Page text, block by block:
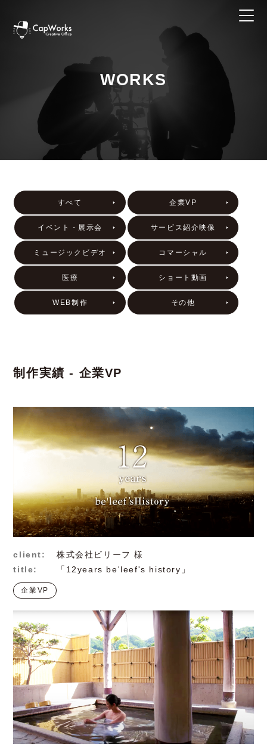
WORKS
すべて 企業VP
イベント・展示会 サービス紹介映像
ミュージックビデオ コマーシャル
医療 ショート動画
WEB制作 その他
制作実績 - 企業VP
client:
株式会社ビリーフ 様
title:
「12years be'leef's history」
企業VP